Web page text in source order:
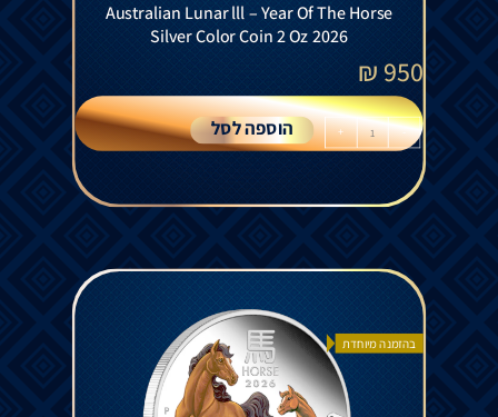
Australian Lunar lll – Year Of The Horse
Silver Color Coin 2 Oz 2026
950
₪
-
+ הוספה לסל
בהזמנה מיוחדת